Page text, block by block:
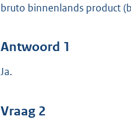
bruto binnenlands product
Antwoord 1
Ja.
Vraag 2